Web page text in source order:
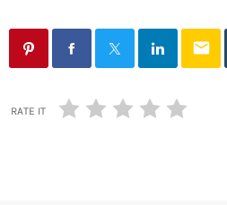
email
RATE IT